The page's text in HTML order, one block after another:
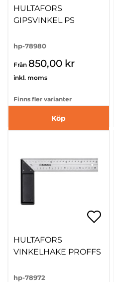
HULTAFORS
GIPSVINKEL PS
hp-78980
Från 850,00 kr
inkl. moms
Finns fler varianter
Köp
HULTAFORS
VINKELHAKE PROFFS
hp-78972